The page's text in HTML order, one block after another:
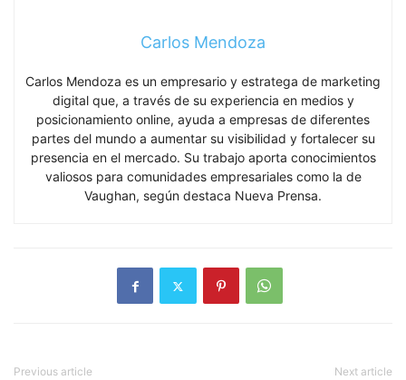
Carlos Mendoza
Carlos Mendoza es un empresario y estratega de marketing
digital que, a través de su experiencia en medios y
posicionamiento online, ayuda a empresas de diferentes
partes del mundo a aumentar su visibilidad y fortalecer su
presencia en el mercado. Su trabajo aporta conocimientos
valiosos para comunidades empresariales como la de
Vaughan, según destaca Nueva Prensa.
Previous article Next article